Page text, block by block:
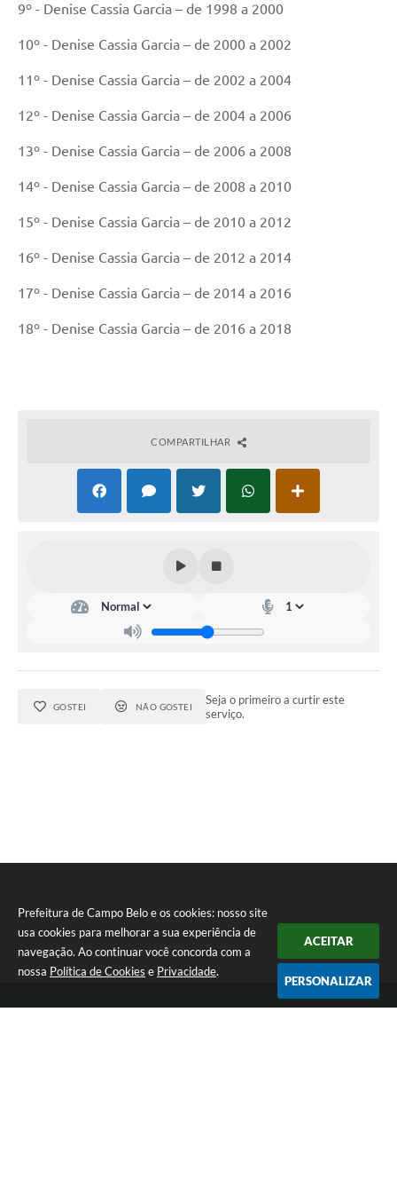
Prefeitura de Campo Belo e os cookies: nosso site
usa cookies para melhorar a sua experiência de
navegação. Ao continuar você concorda com a
nossa Política de Cookies e Privacidade.
ACEITAR
PERSONALIZAR
9º - Denise Cassia Garcia – de 1998 a 2000
10º - Denise Cassia Garcia – de 2000 a 2002
11º - Denise Cassia Garcia – de 2002 a 2004
12º - Denise Cassia Garcia – de 2004 a 2006
13º - Denise Cassia Garcia – de 2006 a 2008
14º - Denise Cassia Garcia – de 2008 a 2010
15º - Denise Cassia Garcia – de 2010 a 2012
16º - Denise Cassia Garcia – de 2012 a 2014
17º - Denise Cassia Garcia – de 2014 a 2016
18º - Denise Cassia Garcia – de 2016 a 2018
COMPARTILHAR
GOSTEI NÃO GOSTEI
Seja o primeiro a curtir este
serviço.